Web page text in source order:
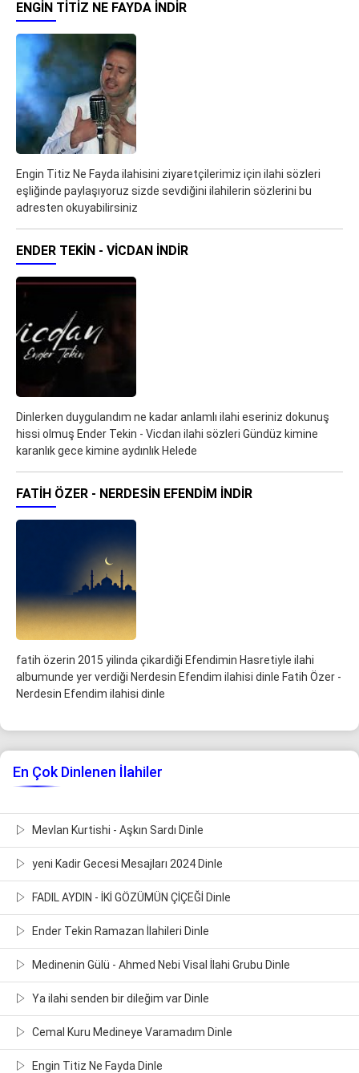
ENGIN TITIZ NE FAYDA İNDIR
Engin Titiz Ne Fayda ilahisini ziyaretçilerimiz için ilahi sözleri
eşliğinde paylaşıyoruz sizde sevdiğini ilahilerin sözlerini bu
adresten okuyabilirsiniz
ENDER TEKIN - VICDAN İNDIR
Dinlerken duygulandım ne kadar anlamlı ilahi eseriniz dokunuş
hissi olmuş Ender Tekin - Vicdan ilahi sözleri Gündüz kimine
karanlık gece kimine aydınlık Helede
FATIH ÖZER - NERDESIN EFENDIM İNDIR
fatih özerin 2015 yilinda çikardiği Efendimin Hasretiyle ilahi
albumunde yer verdiği Nerdesin Efendim ilahisi dinle Fatih Özer -
Nerdesin Efendim ilahisi dinle
En Çok Dinlenen İlahiler
Mevlan Kurtishi - Aşkın Sardı Dinle
yeni Kadir Gecesi Mesajları 2024 Dinle
FADIL AYDIN - İKİ GÖZÜMÜN ÇİÇEĞİ Dinle
Ender Tekin Ramazan İlahileri Dinle
Medinenin Gülü - Ahmed Nebi Visal İlahi Grubu Dinle
Ya ilahi senden bir dileğim var Dinle
Cemal Kuru Medineye Varamadım Dinle
Engin Titiz Ne Fayda Dinle